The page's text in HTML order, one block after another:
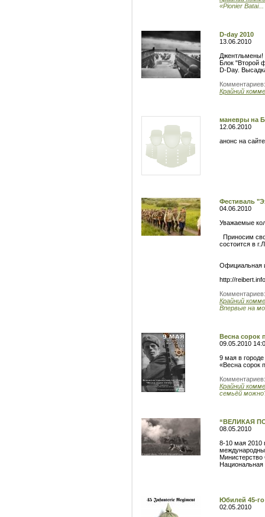
«Pionier Batai...
D-day 2010
13.06.2010
Джентльмены!
Блок "Второй
D-Day.
Комментариев:
Крайний
маневры на
12.06.2010
анонс на
Фестиваль
04.06.2010
Уважаемые
Приносим
состоится в
Официальная
http://
Комментариев:
Крайний
Впервые на
Весна сорок
09.05.2010
9 мая в городе
«Весна сорок
Комментариев:
Крайний
семьёй
“ВЕЛИКАЯ
08.05.2010
8-10 мая 2010
Министерство
Национальная
Юбилей 45-го
02.05.2010